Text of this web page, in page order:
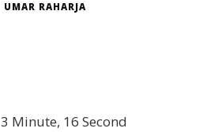
UMAR RAHARJA
3 Minute, 16 Second